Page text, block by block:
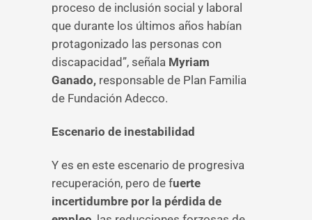
proceso de inclusión social y laboral
que durante los últimos años habían
protagonizado las personas con
discapacidad”, señala Myriam
Ganado, responsable de Plan Familia
de Fundación Adecco.
Escenario de inestabilidad
Y es en este escenario de progresiva
recuperación, pero de fuerte
incertidumbre por la pérdida de